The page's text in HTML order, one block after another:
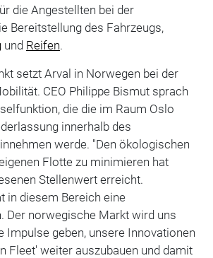
die Angestellten bei der
Bereitstellung des Fahrzeugs,
und Reifen.
setzt Arval in Norwegen bei der
CEO Philippe Bismut sprach
die die im Raum Oslo
innerhalb des
werde. "Den ökologischen
Flotte zu minimieren hat
Stellenwert erreicht.
in diesem Bereich eine
Der norwegische Markt wird uns
Impulse geben, unsere Innovationen
Fleet' weiter auszubauen und damit